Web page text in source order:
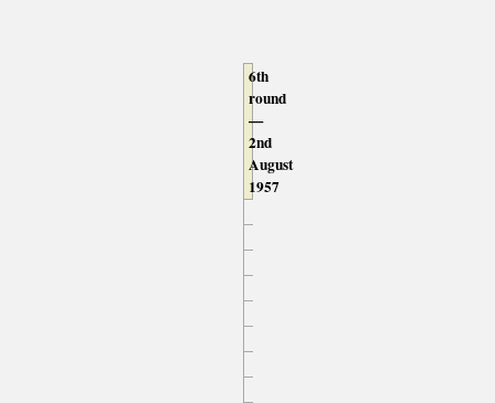
6th
round
—
2nd
August
1957